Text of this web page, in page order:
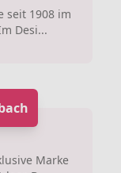
seit 1908 im
Desi...
Marke